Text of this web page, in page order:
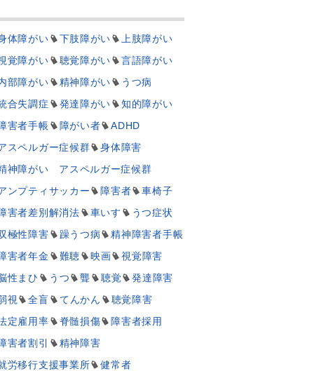
体障がい 下肢障がい
上肢障がい
覚障がい
聴覚障がい
言語障がい
部障がい
精神障がい
うつ病
合失調症
発達障がい
知的障がい
害者手帳
障がい者
ADHD
スペルガー症候群
身体障害
神障がい アスペルガー症候群
ンプティサッカー
障害者
車椅子
害者差別解消法
車いす
うつ症状
極性障害
躁うつ病
精神障害者手帳
害者年金
難聴 映画
視覚障害
性まひ
うつ 聾 聴覚
発達障害
視
全盲 てんかん
聴覚障害
定雇用率
脊髄損傷
障害者採用
害者割引
精神障害
労移行支援事業所
健常者